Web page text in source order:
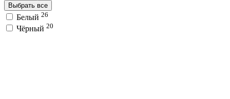
Выбрать все
Белый 26
Чёрный 20